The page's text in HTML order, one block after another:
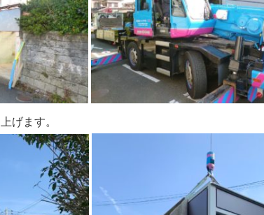
げます。